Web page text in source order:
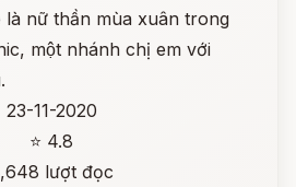
là nữ thần mùa xuân trong
một nhánh chị em với
23-11-2020
⭐ 4.8
lượt đọc